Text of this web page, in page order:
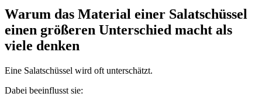
Warum das Material einer Salatschüssel
einen größeren Unterschied macht als
viele denken
Eine Salatschüssel wird oft unterschätzt.
Dabei beeinflusst sie: